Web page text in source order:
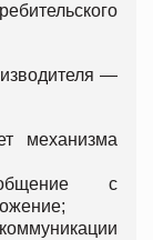
—
механизма
общение с